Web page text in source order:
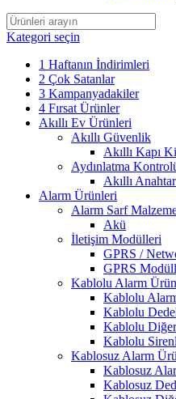
Kategori seçin
1 Haftanın İndirimleri
2 Çok Satanlar
3 Kampanyadakiler
4 Fırsat Ürünler
Akıllı Ev Ürünleri
Akıllı Güvenlik
Akıllı Kapı
Aydınlatma
Akıllı
Alarm Ürünleri
Alarm Sarf
Akü
İletişim Modülleri
GPRS /
GPRS
Kablolu Alarm
Kablolu
Kablolu
Kablolu
Kablolu
Kablosuz Alarm
Kablosuz
Kablosuz